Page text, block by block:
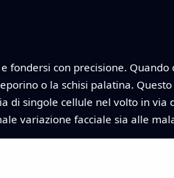
fondersi con precisione. Quando
o la schisi palatina.
di singole cellule nel volto in via
variazione facciale sia alle